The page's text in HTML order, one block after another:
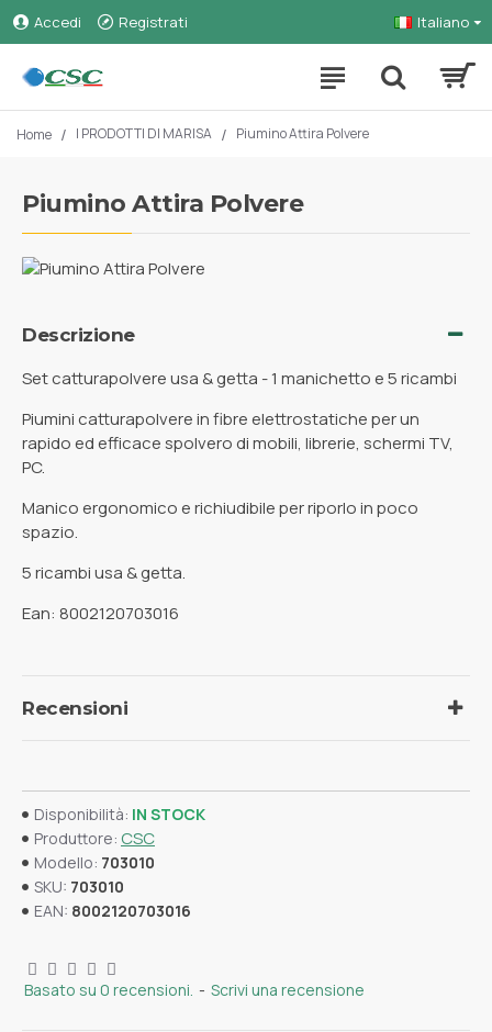
Accedi Registrati Italiano
Home I PRODOTTI DI MARISA Piumino Attira Polvere
Piumino Attira Polvere
Descrizione
Set catturapolvere usa & getta - 1 manichetto e 5 ricambi
Piumini catturapolvere in fibre elettrostatiche per un
rapido ed efficace spolvero di mobili, librerie, schermi TV,
PC.
Manico ergonomico e richiudibile per riporlo in poco
spazio.
5 ricambi usa & getta.
Ean: 8002120703016
Recensioni
Disponibilità: IN STOCK
Produttore: CSC
Modello: 703010
SKU: 703010
EAN: 8002120703016
Basato su 0 recensioni. - Scrivi una recensione